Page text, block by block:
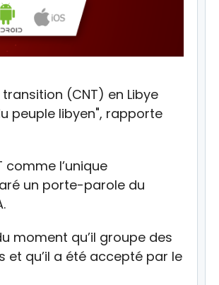
(CNT) en Libye
peuple libyen", rapporte
comme l’unique
un porte-parole du
moment qu’il groupe des
qu’il a été accepté par le